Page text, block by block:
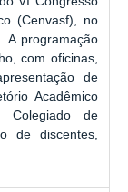
(Cenvasf), no
A programação
com oficinas,
de
Acadêmico
Colegiado de
de discentes,